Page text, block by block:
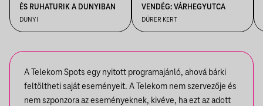
ÉS RUHATURIK A DUNYIBAN
DUNYI
VENDÉG: VÁRHEGYUTCA
DÜRER KERT
A Telekom Spots egy nyitott programajánló, ahová bárki
feltöltheti saját eseményeit. A Telekom nem szervezője és
nem szponzora az eseményeknek, kivéve, ha ezt az adott